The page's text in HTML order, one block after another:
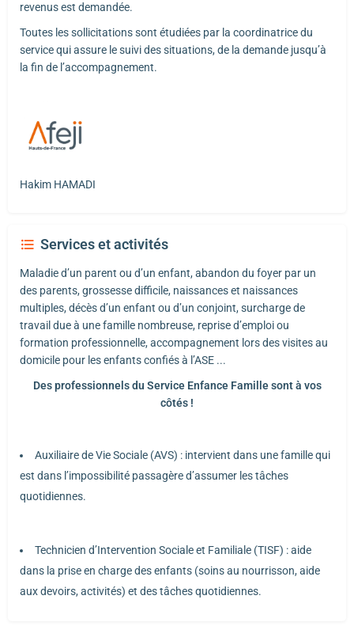
revenus est demandée.
Toutes les sollicitations sont étudiées par la coordinatrice du
service qui assure le suivi des situations, de la demande jusqu’à
la fin de l’accompagnement.
Hakim HAMADI
Services et activités
Maladie d’un parent ou d’un enfant, abandon du foyer par un
des parents, grossesse difficile, naissances et naissances
multiples, décès d’un enfant ou d’un conjoint, surcharge de
travail due à une famille nombreuse, reprise d’emploi ou
formation professionnelle, accompagnement lors des visites au
domicile pour les enfants confiés à l’ASE ...
Des professionnels du Service Enfance Famille sont à vos
côtés !
Auxiliaire de Vie Sociale (AVS) : intervient dans une famille qui
est dans l’impossibilité passagère d’assumer les tâches
quotidiennes.
Technicien d’Intervention Sociale et Familiale (TISF) : aide
dans la prise en charge des enfants (soins au nourrisson, aide
aux devoirs, activités) et des tâches quotidiennes.